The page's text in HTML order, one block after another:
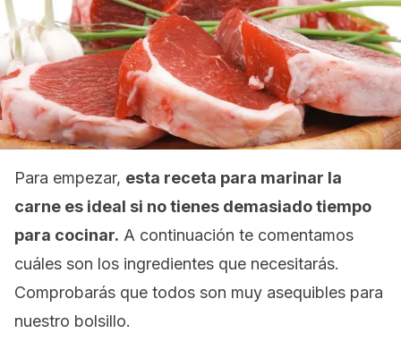
Para empezar, esta receta para marinar la
carne es ideal si no tienes demasiado tiempo
para cocinar. A continuación te comentamos
cuáles son los ingredientes que necesitarás.
Comprobarás que todos son muy asequibles para
nuestro bolsillo.